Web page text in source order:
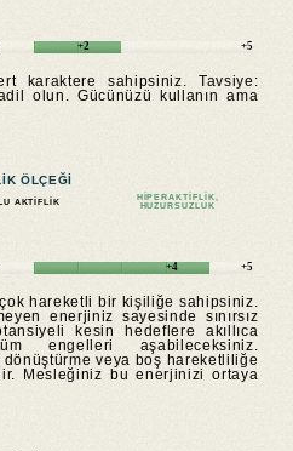
+2 +5
karaktere sahipsiniz. Tavsiye:
olun. Gücünüzü kullanın ama
ÖLÇEĞI
AKTIFLIK
HIPERAKTIFLIK,
HUZURSUZLUK
+4 +5
hareketli bir kişiliğe sahipsiniz.
enerjiniz sayesinde sınırsız
kesin hedeflere akıllıca
engelleri aşabileceksiniz.
veya boş hareketliliğe
Mesleğiniz bu enerjinizi ortaya